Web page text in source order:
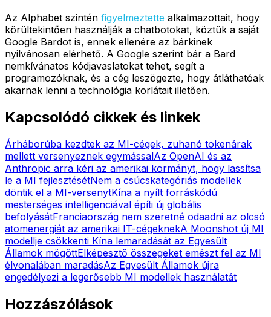
Az Alphabet szintén figyelmeztette alkalmazottait, hogy
körültekintően használják a chatbotokat, köztük a saját
Google Bardot is, ennek ellenére az bárkinek
nyilvánosan elérhető. A Google szerint bár a Bard
nemkívánatos kódjavaslatokat tehet, segít a
programozóknak, és a cég leszögezte, hogy átláthatóak
akarnak lenni a technológia korlátait illetően.
Kapcsolódó cikkek és linkek
Árháborúba kezdtek az MI-cégek, zuhanó tokenárak
mellett versenyeznek egymássalAz OpenAI és az
Anthropic arra kéri az amerikai kormányt, hogy lassítsa
le a MI fejlesztésétNem a csúcskategóriás modellek
döntik el a MI-versenytKína a nyílt forráskódú
mesterséges intelligenciával építi új globális
befolyásátFranciaország nem szeretné odaadni az olcsó
atomenergiát az amerikai IT-cégeknekA Moonshot új MI
modellje csökkenti Kína lemaradását az Egyesült
Államok mögöttElképesztő összegeket emészt fel az MI
élvonalában maradásAz Egyesült Államok újra
engedélyezi a legerősebb MI modellek használatát
Hozzászólások